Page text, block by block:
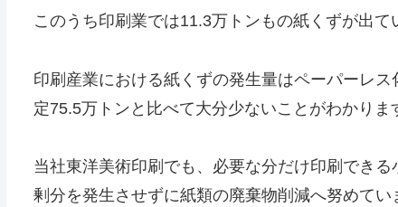
このうち印刷業では11.3万トンもの紙くずが出て
印刷産業における紙くずの発生量はペーパーレ
定75.5万トンと比べて大分少ないことがわかりま
当社東洋美術印刷でも、必要な分だけ印刷でき
剰分を発生させずに紙類の廃棄物削減へ努めてい